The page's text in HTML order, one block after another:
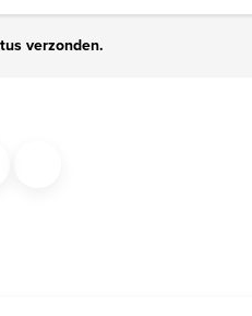
verzonden.